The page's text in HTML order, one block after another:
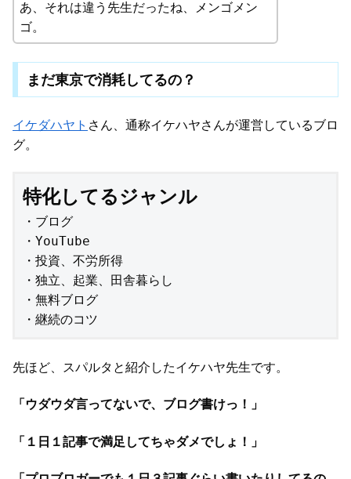
あ、それは違う先生だったね、メンゴメン
ゴ。
まだ東京で消耗してるの？
イケダハヤト さん、通称イケハヤさんが運営しているブロ
グ。
特化してるジャンル
・ブログ
・YouTube
・投資、不労所得
・独立、起業、田舎暮らし
・無料ブログ
・継続のコツ
先ほど、スパルタと紹介したイケハヤ先生です。
「ウダウダ言ってないで、ブログ書けっ！」
「１日１記事で満足してちゃダメでしょ！」